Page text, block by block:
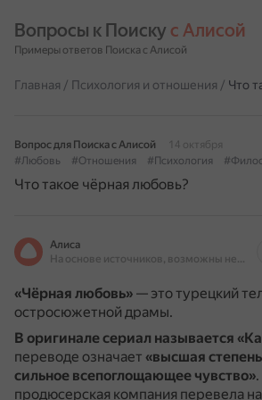
Вопросы к Поиску с Алисой
Примеры ответов Поиска с Алисой
Главная / Психология и отношения / Что
Вопрос для Поиска с Алисой
14 октября
#Любовь
#Отношения #Психология
Что такое чёрная любовь?
Алиса
На основе источников, возможны неточности
«Чёрная любовь» — это турецкий
остросюжетной драмы.
В оригинале сериал называется
переводе означает «высшая
сильное всепоглощающее чувство».
продюсерская компания перевела